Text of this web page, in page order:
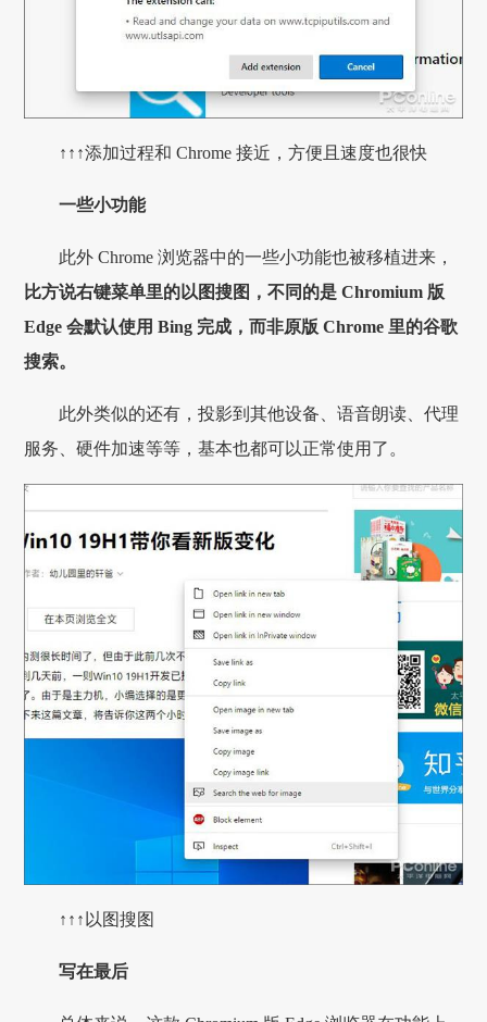
↑↑↑添加过程和 Chrome 接近，方便且速度也很快
一些小功能
此外 Chrome 浏览器中的一些小功能也被移植进来，
比方说右键菜单里的以图搜图，不同的是 Chromium 版
Edge 会默认使用 Bing 完成，而非原版 Chrome 里的谷歌
搜索。
此外类似的还有，投影到其他设备、语音朗读、代理
服务、硬件加速等等，基本也都可以正常使用了。
↑↑↑以图搜图
写在最后